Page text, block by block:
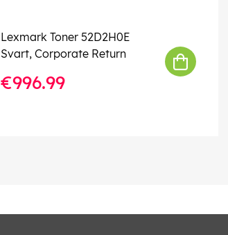
Lexmark Toner 52D2H0E
Svart, Corporate Return
€996.99